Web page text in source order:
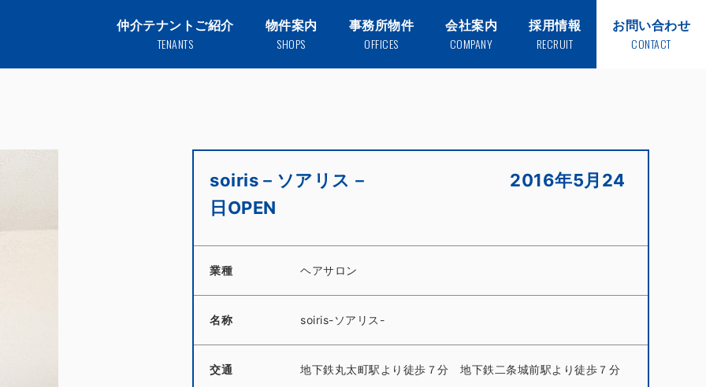
仲介テナントご紹介
TENANTS
物件案内
SHOPS
事務所物件
OFFICES
会社案内
COMPANY
採用情報
RECRUIT
お問い合わせ
CONTACT
soiris－ソアリス－ 2016年5月24
日OPEN
業種 ヘアサロン
名称 soiris-ソアリス-
交通 地下鉄丸太町駅より徒歩７分 地下鉄二条城前駅より徒歩７分